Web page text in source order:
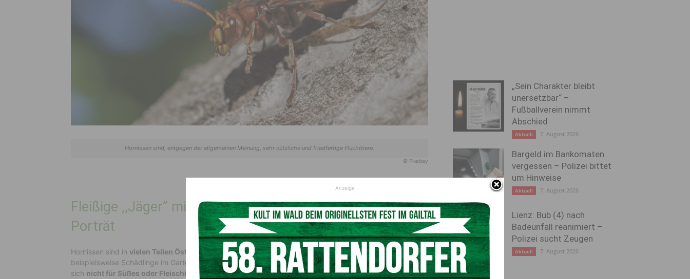
Hornissen sind, entgegen der allgemeinen Meinung, sehr nützliche und friedfertige Fluchttiere.
© Pixabay
Fleißige ,,Jäger” mit gutem Gedächtnis: Hornissen im
Porträt
Hornissen sind in vielen Teilen Österreichs geschützt und halten das Ökosystems in Balance ,indem sie
beispielsweise Schädlinge im Garten stark reduzieren. Im Gegensatz zu anderen Tieren
interessieren sie
sich nicht für Süßes oder Fleischiges,so stören siealso weder beim Picknick nochbeider Grillerei.
„Sein Charakter bleibt
unersetzbar“ –
Fußballverein nimmt
Abschied
Aktuell 7. August 2026
Bargeld im Bankomaten
vergessen – Polizei bittet
um Hinweise
Aktuell 7. August 2026
Lienz: Bub (4) nach
Badeunfall reanimiert –
Polizei sucht Zeugen
Aktuell 7. August 2026
Anzeige